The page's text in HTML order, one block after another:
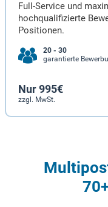
Full-Service und
hochqualifizierte
Positionen.
20 - 30
garantierte
Nur 995€
zzgl. MwSt.